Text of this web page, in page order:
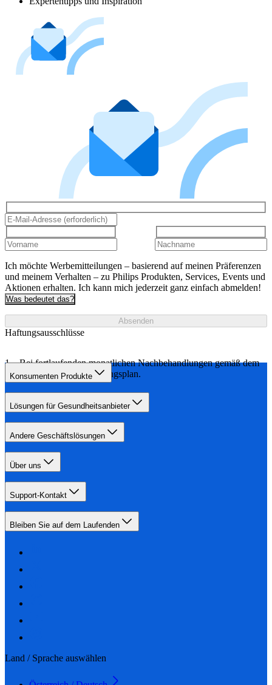
Ich möchte Werbemitteilungen – basierend auf meinen Präferenzen
und meinem Verhalten – zu Philips Produkten, Services, Events und
Aktionen erhalten. Ich kann mich jederzeit ganz einfach abmelden!
Was bedeutet das?
Absenden
Haftungsausschlüsse
Bei fortlaufenden monatlichen Nachbehandlungen gemäß dem
empfohlenen Behandlungsplan.
Konsumenten Produkte
Lösungen für Gesundheitsanbieter
Andere Geschäftslösungen
Über uns
Support-Kontakt
Bleiben Sie auf dem Laufenden
Land / Sprache auswählen